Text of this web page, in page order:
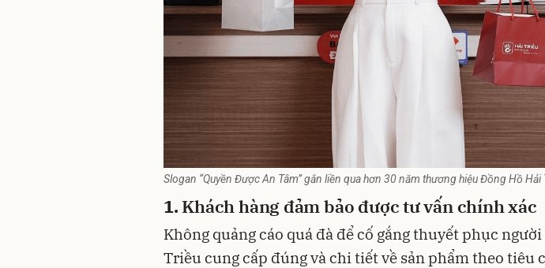
Slogan “Quyền Được An Tâm” gắn liền qua hơn 30 năm thương hiệu Đồng Hồ
1. Khách hàng đảm bảo được tư vấn chính xác
Không quảng cáo quá đà để cố gắng thuyết phục
Triều cung cấp đúng và chi tiết về sản phẩm theo tiêu